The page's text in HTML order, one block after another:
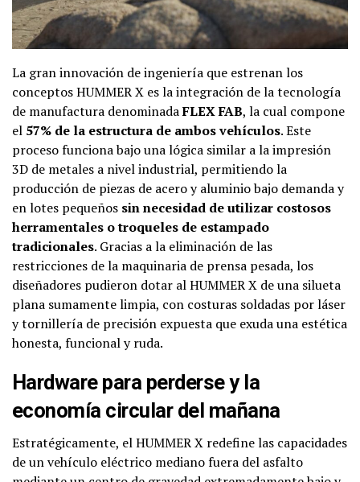
La gran innovación de ingeniería que estrenan los
conceptos HUMMER X es la integración de la tecnología
de manufactura denominadaFLEX FAB, la cual compone
el 57% de la estructura de ambos vehículos. Este
proceso funciona bajo una lógica similar a la impresión
3D de metales a nivel industrial, permitiendo la
producción de piezas de acero y aluminio bajo demanda y
en lotes pequeños sin necesidad de utilizar costosos
herramentales o troqueles de estampado
tradicionales. Gracias a la eliminación de las
restricciones de la maquinaria de prensa pesada, los
diseñadores pudieron dotar al HUMMER X de una silueta
plana sumamente limpia, con costuras soldadas por láser
y tornillería de precisión expuesta que exuda una estética
honesta, funcional y ruda.
Hardware para perderse y la
economía circular del mañana
Estratégicamente, el HUMMER X redefine las capacidades
de un vehículo eléctrico mediano fuera del asfalto